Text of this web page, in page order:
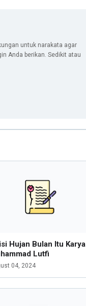
untuk narakata agar
Anda berikan. Sedikit atau
Hujan Bulan Itu Karya
Lutfi
04, 2024